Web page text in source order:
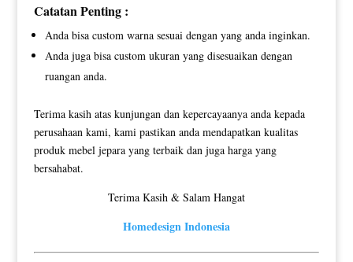
Catatan Penting :
Anda bisa custom warna sesuai dengan yang anda inginkan.
Anda juga bisa custom ukuran yang disesuaikan dengan
ruangan anda.
Terima kasih atas kunjungan dan kepercayaanya anda kepada
perusahaan kami, kami pastikan anda mendapatkan kualitas
produk mebel jepara yang terbaik dan juga harga yang
bersahabat.
Terima Kasih & Salam Hangat
Homedesign Indonesia